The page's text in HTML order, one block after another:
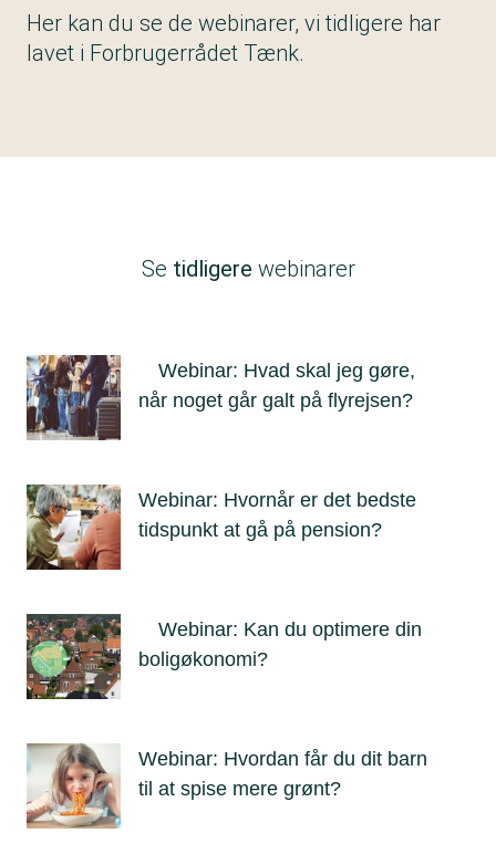
Her kan du se de webinarer, vi tidligere har
lavet i Forbrugerrådet Tænk.
Se tidligere webinarer
Webinar: Hvad skal jeg gøre,
når noget går galt på flyrejsen?
Webinar: Hvornår er det bedste
tidspunkt at gå på pension?
Webinar: Kan du optimere din
boligøkonomi?
Webinar: Hvordan får du dit barn
til at spise mere grønt?